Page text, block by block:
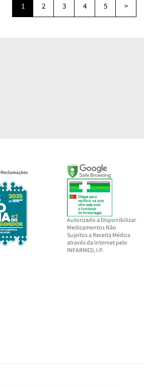
1 2 3 4 5 >
Autorizado a Disponibilizar
Medicamentos Não
Sujeitos a Receita Médica
através da Internet pelo
INFARMED, I.P.